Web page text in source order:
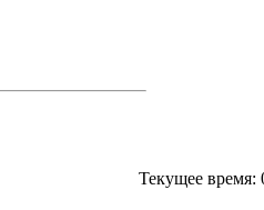
Текущее время: